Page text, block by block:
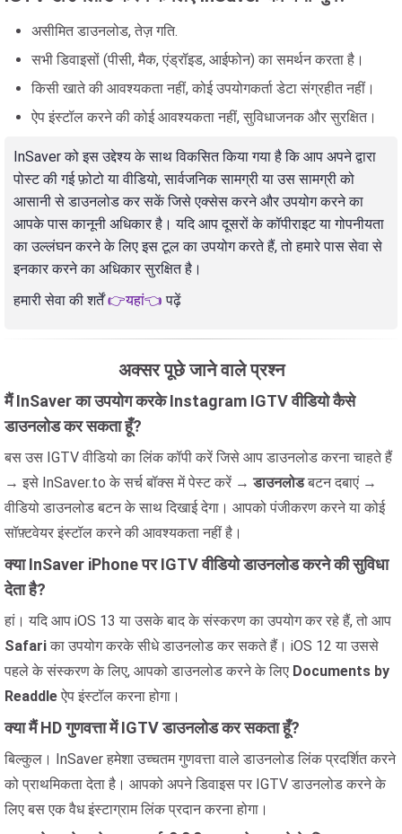
असीमित डाउनलोड, तेज़ गति.
सभी डिवाइसों (पीसी, मैक, एंड्रॉइड, आईफोन) का समर्थन करता है।
किसी खाते की आवश्यकता नहीं, कोई उपयोगकर्ता डेटा संग्रहीत नहीं।
ऐप इंस्टॉल करने की कोई आवश्यकता नहीं, सुविधाजनक और सुरक्षित।
InSaver को इस उद्देश्य के साथ विकसित किया गया है कि आप अपने द्वारा
पोस्ट की गई फ़ोटो या वीडियो, सार्वजनिक सामग्री या उस सामग्री को
आसानी से डाउनलोड कर सकें जिसे एक्सेस करने और उपयोग करने का
आपके पास कानूनी अधिकार है। यदि आप दूसरों के कॉपीराइट या गोपनीयता
का उल्लंघन करने के लिए इस टूल का उपयोग करते हैं, तो हमारे पास सेवा से
इनकार करने का अधिकार सुरक्षित है।
हमारी सेवा की शर्तें👉यहां👈 पढ़ें
अक्सर पूछे जाने वाले प्रश्न
मैं InSaver का उपयोग करके Instagram IGTV वीडियो कैसे
डाउनलोड कर सकता हूँ?
बस उस IGTV वीडियो का लिंक कॉपी करें जिसे आप डाउनलोड करना चाहते हैं
→ इसे InSaver.to के सर्च बॉक्स में पेस्ट करें →डाउनलोडबटन दबाएं →
वीडियो डाउनलोड बटन के साथ दिखाई देगा। आपको पंजीकरण करने या कोई
सॉफ़्टवेयर इंस्टॉल करने की आवश्यकता नहीं है।
क्या InSaver iPhone पर IGTV वीडियो डाउनलोड करने की सुविधा
देता है?
हां। यदि आप iOS 13 या उसके बाद के संस्करण का उपयोग कर रहे हैं, तो आप
Safari का उपयोग करके सीधे डाउनलोड कर सकते हैं। iOS 12 या उससे
पहले के संस्करण के लिए, आपको डाउनलोड करने के लिए Documents by
Readdle ऐप इंस्टॉल करना होगा।
क्या मैं HD गुणवत्ता में IGTV डाउनलोड कर सकता हूँ?
बिल्कुल। InSaver हमेशा उच्चतम गुणवत्ता वाले डाउनलोड लिंक प्रदर्शित करने
को प्राथमिकता देता है। आपको अपने डिवाइस पर IGTV डाउनलोड करने के
लिए बस एक वैध इंस्टाग्राम लिंक प्रदान करना होगा।